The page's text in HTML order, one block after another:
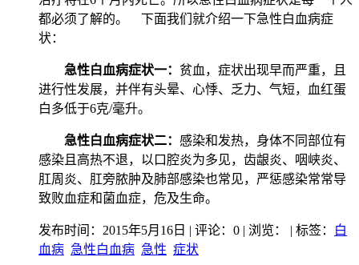
都必须了解的。 下面我们就介绍一下急性白血病症
状：
急性白血病症状一： 贫血，症状出现早而严重，且
进行性发展，并伴有头晕、心悸、乏力、气短，血红蛋
白多低于6克/毫升。
急性白血病症状二： 感染和发热，身体不同部位有
感染且高热不退，以口腔炎为多见，齿龈炎、咽峡炎、
肛周炎、肛旁脓肿及肺部感染也常见，严惩感染常常导
致败血症和菌血症，危及生命。
发布时间：2015年5月16日 | 评论：0 | 浏览： | 标签：
白
血病 急性白血病 急性 症状